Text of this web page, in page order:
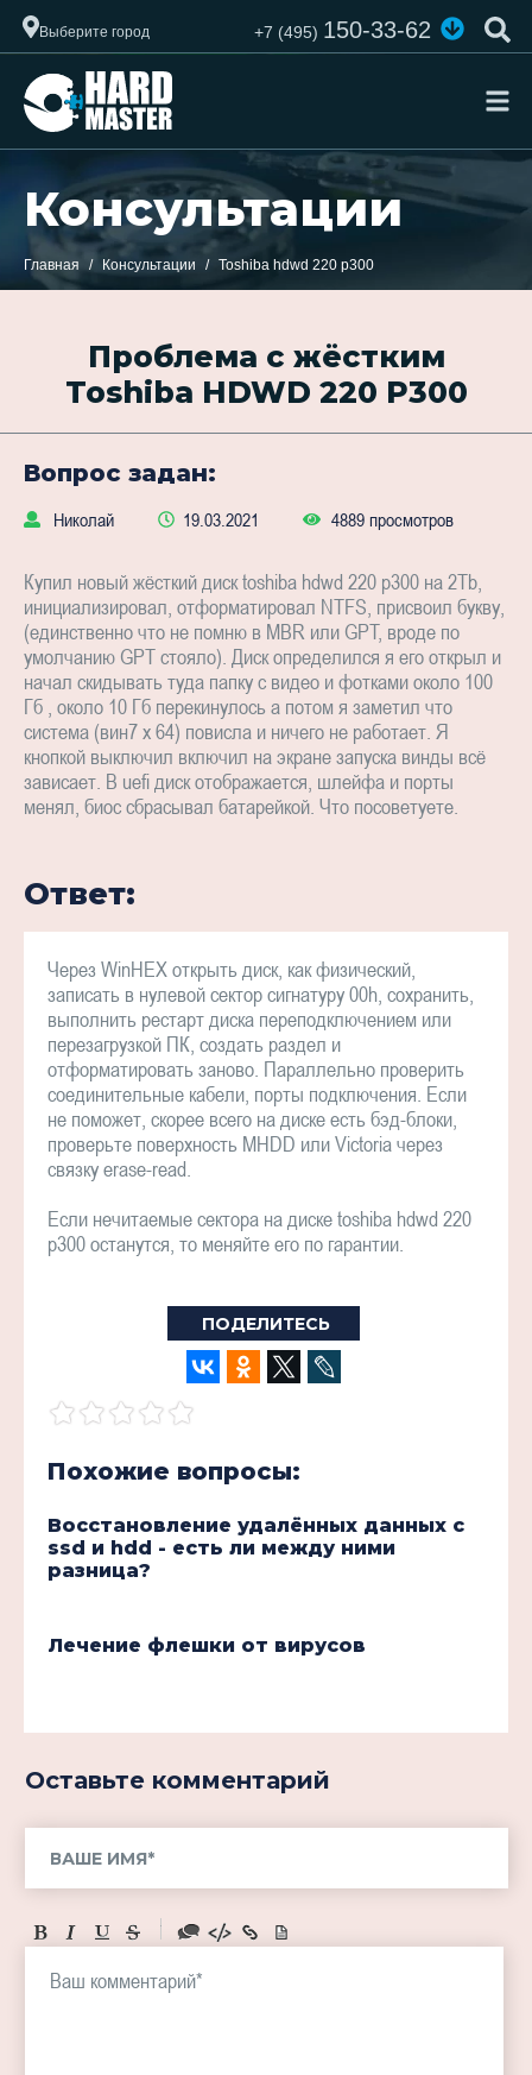
Выберите город +7 (495)150-33-62
Консультации
Главная Консультации Toshiba hdwd 220 p300
Проблема с жёстким
Toshiba HDWD 220 P300
Вопрос задан:
Николай 19.03.2021 4889 просмотров
Купил новый жёсткий диск toshiba hdwd 220 p300 на 2Tb,
инициализировал, отформатировал NTFS, присвоил букву,
(единственно что не помню в MBR или GPT, вроде по
умолчанию GPT стояло). Диск определился я его открыл и
начал скидывать туда папку с видео и фотками около 100
Гб , около 10 Гб перекинулось а потом я заметил что
система (вин7 х 64) повисла и ничего не работает. Я
кнопкой выключил включил на экране запуска винды всё
зависает. В uefi диск отображается, шлейфа и порты
менял, биос сбрасывал батарейкой. Что посоветуете.
Ответ:
Через WinHEX открыть диск, как физический,
записать в нулевой сектор сигнатуру 00h, сохранить,
выполнить рестарт диска переподключением или
перезагрузкой ПК, создать раздел и
отформатировать заново. Параллельно проверить
соединительные кабели, порты подключения. Если
не поможет, скорее всего на диске есть бэд-блоки,
проверьте поверхность MHDD или Victoria через
связку erase-read.
Если нечитаемые сектора на диске toshiba hdwd 220
p300 останутся, то меняйте его по гарантии.
ПОДЕЛИТЕСЬ
Похожие вопросы:
Восстановление удалённых данных с
ssd и hdd - есть ли между ними
разница?
Лечение флешки от вирусов
Оставьте комментарий
-
-
-